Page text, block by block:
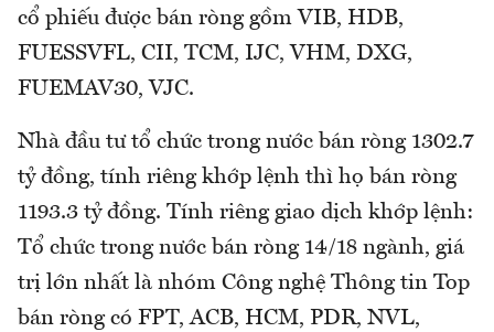
cổ phiếu được bán ròng gồm VIB, HDB,
FUESSVFL, CII, TCM, IJC, VHM, DXG,
FUEMAV30, VJC.
Nhà đầu tư tổ chức trong nước bán ròng 1302.7
tỷ đồng, tính riêng khớp lệnh thì họ bán ròng
1193.3 tỷ đồng. Tính riêng giao dịch khớp lệnh:
Tổ chức trong nước bán ròng 14/18 ngành, giá
trị lớn nhất là nhóm Công nghệ Thông tin Top
bán ròng có FPT, ACB, HCM, PDR, NVL,